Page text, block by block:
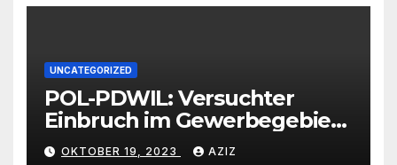
UNCATEGORIZED
POL-PDWIL: Versuchter
Einbruch im Gewerbegebiet
Wittlich
OKTOBER 19, 2023 AZIZ